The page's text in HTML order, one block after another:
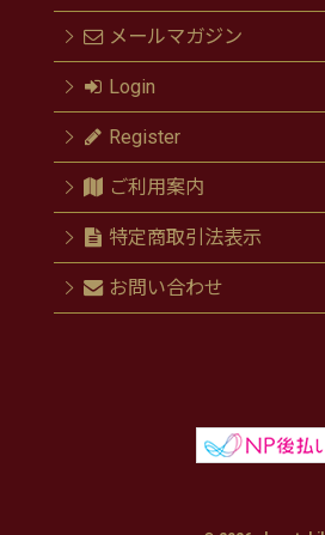
メールマガジン
Login
Register
ご利用案内
特定商取引法表示
お問い合わせ